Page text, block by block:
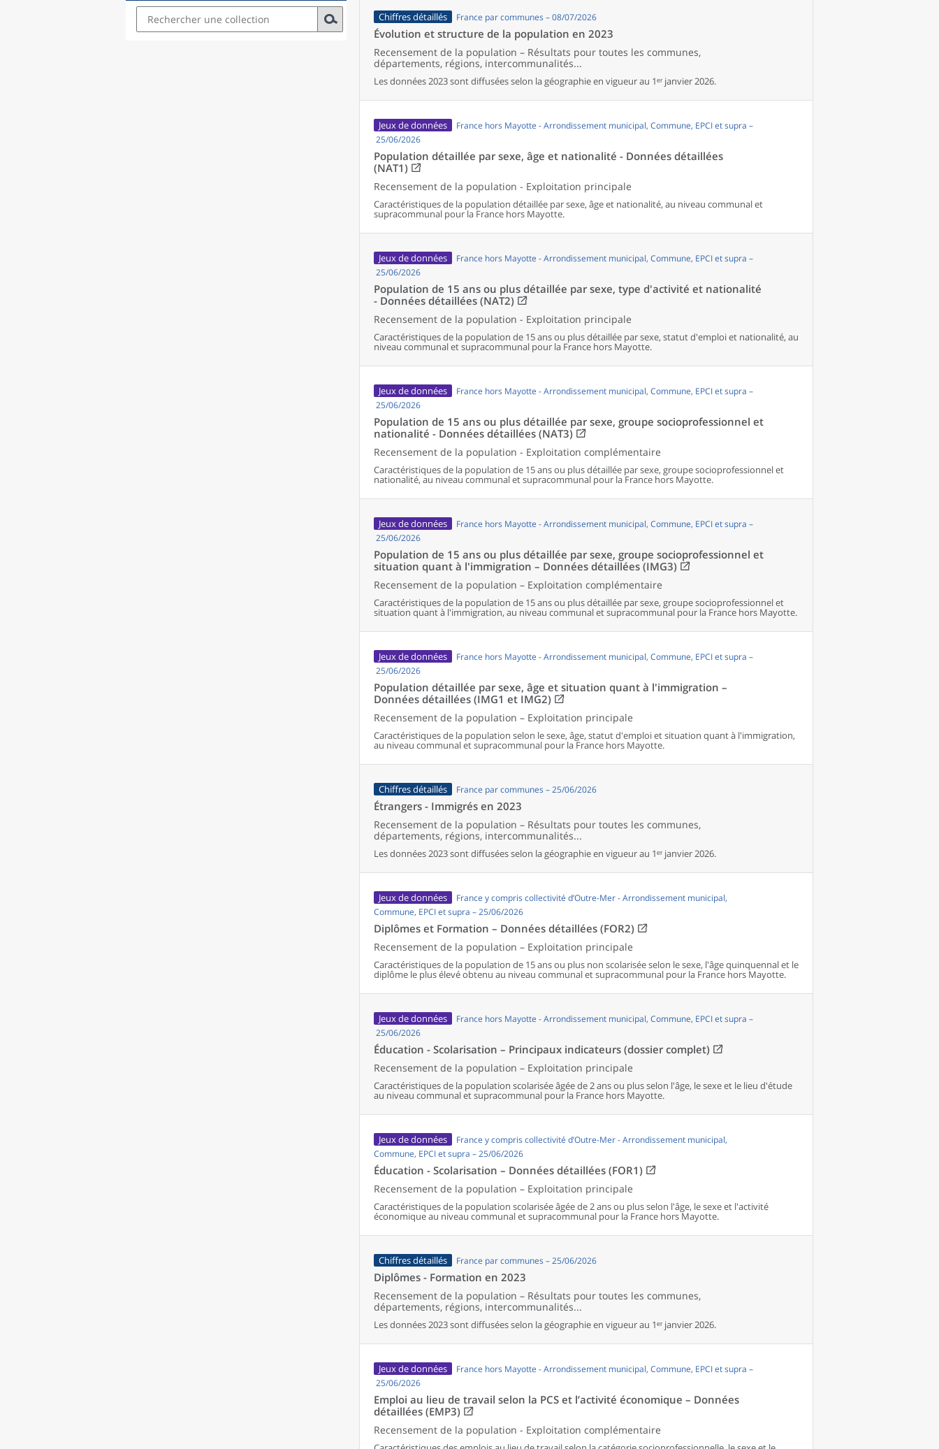
Chiffres détaillés France par communes – 08/07/2026
Évolution et structure de la population en 2023
Recensement de la population – Résultats pour toutes les communes,
départements, régions, intercommunalités...
Les données 2023 sont diffusées selon la géographie en vigueur au 1ᵉʳ janvier 2026.
Jeux de données
France hors Mayotte - Arrondissement municipal, Commune, EPCI et supra –
25/06/2026
Population détaillée par sexe, âge et nationalité - Données détaillées
(NAT1)
Recensement de la population - Exploitation principale
Caractéristiques de la population détaillée par sexe, âge et nationalité, au niveau communal et
supracommunal pour la France hors Mayotte.
Jeux de données
France hors Mayotte - Arrondissement municipal, Commune, EPCI et supra –
25/06/2026
Population de 15 ans ou plus détaillée par sexe, type d'activité et nationalité
- Données détaillées (NAT2)
Recensement de la population - Exploitation principale
Caractéristiques de la population de 15 ans ou plus détaillée par sexe, statut d'emploi et nationalité, au
niveau communal et supracommunal pour la France hors Mayotte.
Jeux de données
France hors Mayotte - Arrondissement municipal, Commune, EPCI et supra –
25/06/2026
Population de 15 ans ou plus détaillée par sexe, groupe socioprofessionnel et
nationalité - Données détaillées (NAT3)
Recensement de la population - Exploitation complémentaire
Caractéristiques de la population de 15 ans ou plus détaillée par sexe, groupe socioprofessionnel et
nationalité, au niveau communal et supracommunal pour la France hors Mayotte.
Jeux de données
France hors Mayotte - Arrondissement municipal, Commune, EPCI et supra –
25/06/2026
Population de 15 ans ou plus détaillée par sexe, groupe socioprofessionnel et
situation quant à l'immigration – Données détaillées (IMG3)
Recensement de la population – Exploitation complémentaire
Caractéristiques de la population de 15 ans ou plus détaillée par sexe, groupe socioprofessionnel et
situation quant à l'immigration, au niveau communal et supracommunal pour la France hors Mayotte.
Jeux de données
France hors Mayotte - Arrondissement municipal, Commune, EPCI et supra –
25/06/2026
Population détaillée par sexe, âge et situation quant à l'immigration –
Données détaillées (IMG1 et IMG2)
Recensement de la population – Exploitation principale
Caractéristiques de la population selon le sexe, âge, statut d'emploi et situation quant à l'immigration,
au niveau communal et supracommunal pour la France hors Mayotte.
Chiffres détaillés France par communes – 25/06/2026
Étrangers - Immigrés en 2023
Recensement de la population – Résultats pour toutes les communes,
départements, régions, intercommunalités...
Les données 2023 sont diffusées selon la géographie en vigueur au 1ᵉʳ janvier 2026.
Jeux de données
France y compris collectivité d’Outre-Mer - Arrondissement municipal,
Commune, EPCI et supra – 25/06/2026
Diplômes et Formation – Données détaillées (FOR2)
Recensement de la population – Exploitation principale
Caractéristiques de la population de 15 ans ou plus non scolarisée selon le sexe, l'âge quinquennal et le
diplôme le plus élevé obtenu au niveau communal et supracommunal pour la France hors Mayotte.
Jeux de données
France hors Mayotte - Arrondissement municipal, Commune, EPCI et supra –
25/06/2026
Éducation - Scolarisation – Principaux indicateurs (dossier complet)
Recensement de la population – Exploitation principale
Caractéristiques de la population scolarisée âgée de 2 ans ou plus selon l'âge, le sexe et le lieu d'étude
au niveau communal et supracommunal pour la France hors Mayotte.
Jeux de données
France y compris collectivité d’Outre-Mer - Arrondissement municipal,
Commune, EPCI et supra – 25/06/2026
Éducation - Scolarisation – Données détaillées (FOR1)
Recensement de la population – Exploitation principale
Caractéristiques de la population scolarisée âgée de 2 ans ou plus selon l'âge, le sexe et l'activité
économique au niveau communal et supracommunal pour la France hors Mayotte.
Chiffres détaillés France par communes – 25/06/2026
Diplômes - Formation en 2023
Recensement de la population – Résultats pour toutes les communes,
départements, régions, intercommunalités...
Les données 2023 sont diffusées selon la géographie en vigueur au 1ᵉʳ janvier 2026.
Jeux de données
France hors Mayotte - Arrondissement municipal, Commune, EPCI et supra –
25/06/2026
Emploi au lieu de travail selon la PCS et l’activité économique – Données
détaillées (EMP3)
Recensement de la population - Exploitation complémentaire